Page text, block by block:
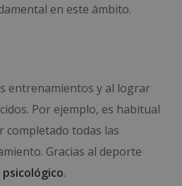
en este ámbito.
entrenamientos y al lograr
Por ejemplo, es habitual
completado todas las
Gracias al deporte
.